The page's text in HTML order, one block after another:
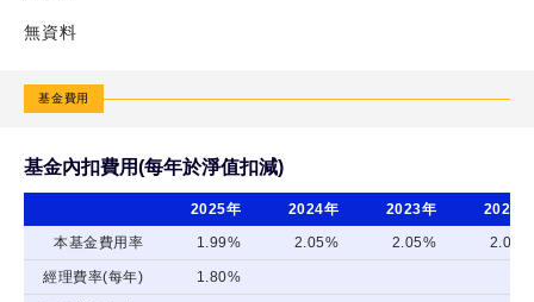
機
非
資
無資料
基金費用
基金內扣費用(每年於淨值扣減)
2025年 2024年 2023年
2022年
本基金費用率
1.99% 2.05% 2.05% 2.05%
經理費率(每年) 1.80%